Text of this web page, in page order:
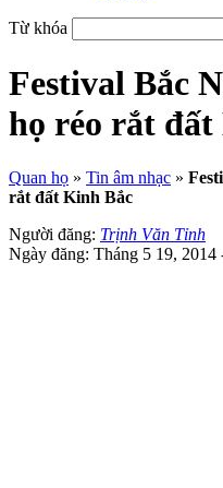
Từ khóa
Festival Bắc
họ réo rắt
Quan họ » Tin âm nhạc »
rắt đất Kinh Bắc
Người đăng: Trịnh Văn Tỉnh
Ngày đăng: Tháng 5 19, 2014